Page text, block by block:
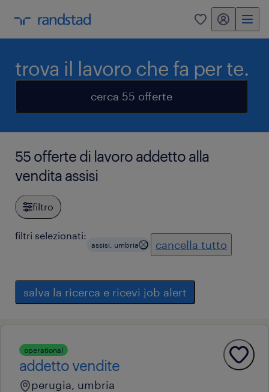
0 my randstad
trova il lavoro che fa per te.
cerca 55 offerte
55 offerte di lavoro addetto alla
vendita assisi
filtro
filtri selezionati:
assisi, umbria cancella tutto
salva la ricerca e ricevi job alert
operational
addetto vendite
perugia, umbria